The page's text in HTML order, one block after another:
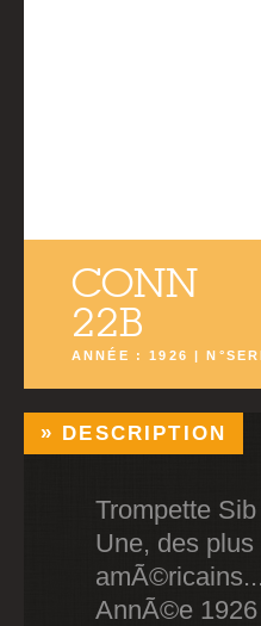
CONN
22B
ANNÉE : 1926 |
DESCRIPTION
Trompette
Une, des
amÃ©ricains...
AnnÃ©e 1926